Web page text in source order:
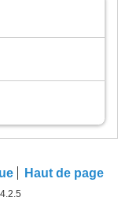
Haut de page